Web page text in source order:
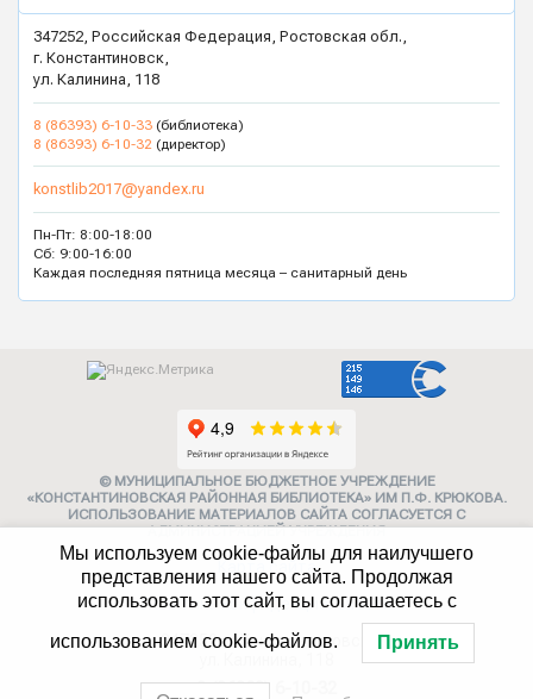
347252, Российская Федерация, Ростовская обл.,
г. Константиновск,
ул. Калинина, 118
8 (86393) 6-10-33 (библиотека)
8 (86393) 6-10-32 (директор)
konstlib2017@yandex.ru
Пн-Пт: 8:00-18:00
Сб: 9:00-16:00
Каждая последняя пятница месяца – санитарный день
Мы используем cookie-файлы для наилучшего
представления нашего сайта. Продолжая
использовать этот сайт, вы соглашаетесь с
использованием cookie-файлов. Принять
© МУНИЦИПАЛЬНОЕ БЮДЖЕТНОЕ УЧРЕЖДЕНИЕ
«КОНСТАНТИНОВСКАЯ РАЙОННАЯ БИБЛИОТЕКА» ИМ П.Ф. КРЮКОВА.
ИСПОЛЬЗОВАНИЕ МАТЕРИАЛОВ САЙТА СОГЛАСУЕТСЯ С
АДМИНИСТРАЦИЕЙ УЧРЕЖДЕНИЯ
Карта сайта
Политика конфиденциальности
347252, г. Константиновск,
8 (86393) 6-10-32